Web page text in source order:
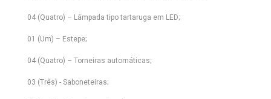
04 (Quatro) – Lâmpada tipo tartaruga em LED;
01 (Um) – Estepe;
04 (Quatro) – Torneiras automáticas;
03 (Três) - Saboneteiras;